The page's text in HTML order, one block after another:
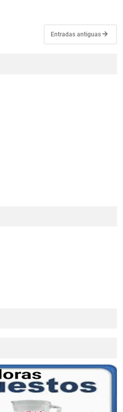
Entradas antiguas